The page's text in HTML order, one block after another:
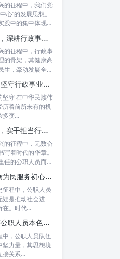
的征程中，我们党
心”的发展思想。
践中的集中体现，
校准政绩观航向，深耕行政事业本职：新时代高质量发展的双重 imperative
的征程中，行政事
的骨架，其健康高
生，牵动发展全
深刻领悟政绩观要义：坚守行政事业初心，绘就为民服务新篇章
守 在中华民族伟
历着前所未有的机
多变...
涵养为民政绩观，实干担当行稳致远：新时代公仆的价值坐标与实践航向
的征程中，无数奋
着时代的华章。
任的公职人员而
端正政绩价值取向 砥砺为民服务初心：新时代公仆的责任与担当
程中，公职人员
疑是推动社会进
在。时代...
筑牢政绩观根基：永葆公职人员本色的时代考量与实践路径
，公职人员队伍
坚力量，其思想境
接关系...